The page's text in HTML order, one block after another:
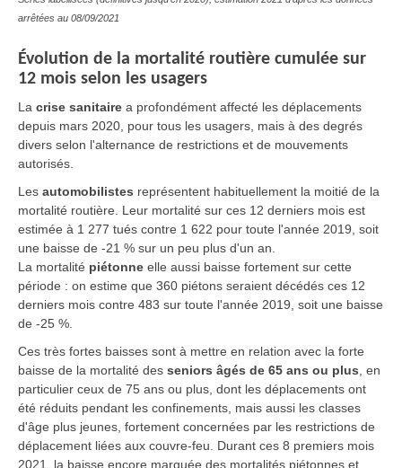
arrêtées au 08/09/2021
Évolution de la mortalité routière cumulée sur
12 mois selon les usagers
La crise sanitaire a profondément affecté les déplacements
depuis mars 2020, pour tous les usagers, mais à des degrés
divers selon l'alternance de restrictions et de mouvements
autorisés.
Les automobilistes représentent habituellement la moitié de la
mortalité routière. Leur mortalité sur ces 12 derniers mois est
estimée à 1 277 tués contre 1 622 pour toute l'année 2019, soit
une baisse de -21 % sur un peu plus d'un an.
La mortalité piétonne elle aussi baisse fortement sur cette
période : on estime que 360 piétons seraient décédés ces 12
derniers mois contre 483 sur toute l'année 2019, soit une baisse
de -25 %.
Ces très fortes baisses sont à mettre en relation avec la forte
baisse de la mortalité des seniors âgés de 65 ans ou plus, en
particulier ceux de 75 ans ou plus, dont les déplacements ont
été réduits pendant les confinements, mais aussi les classes
d'âge plus jeunes, fortement concernées par les restrictions de
déplacement liées aux couvre-feu. Durant ces 8 premiers mois
2021, la baisse encore marquée des mortalités piétonnes et